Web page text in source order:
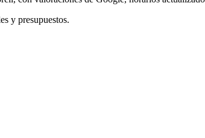
y presupuestos.